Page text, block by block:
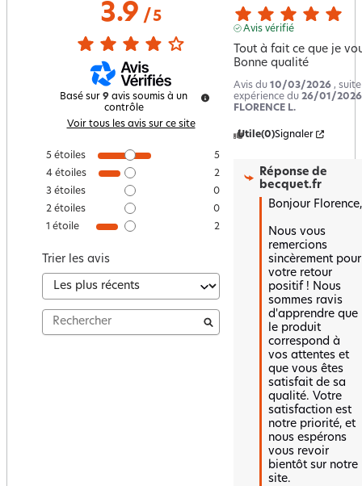
3.9/ 5
Basé sur 9 avis soumis à un
contrôle
Voir tous les avis sur ce site
5 étoiles
5
4 étoiles
2
3 étoiles
0
2 étoiles
0
1 étoile 2
Trier les avis
Avis vérifié
Tout à fait ce que je
Bonne qualité
Avis du 10/03/2026 ,
expérience du 26/01/2026
FLORENCE L.
Utile(0)Signaler
Réponse de
becquet.fr
Bonjour Florence,
Nous vous
remercions
sincèrement pour
votre retour
positif ! Nous
sommes ravis
d'apprendre que
le produit
correspond à
vos attentes et
que vous êtes
satisfait de sa
qualité. Votre
satisfaction est
notre priorité, et
nous espérons
vous revoir
bientôt sur notre
site.